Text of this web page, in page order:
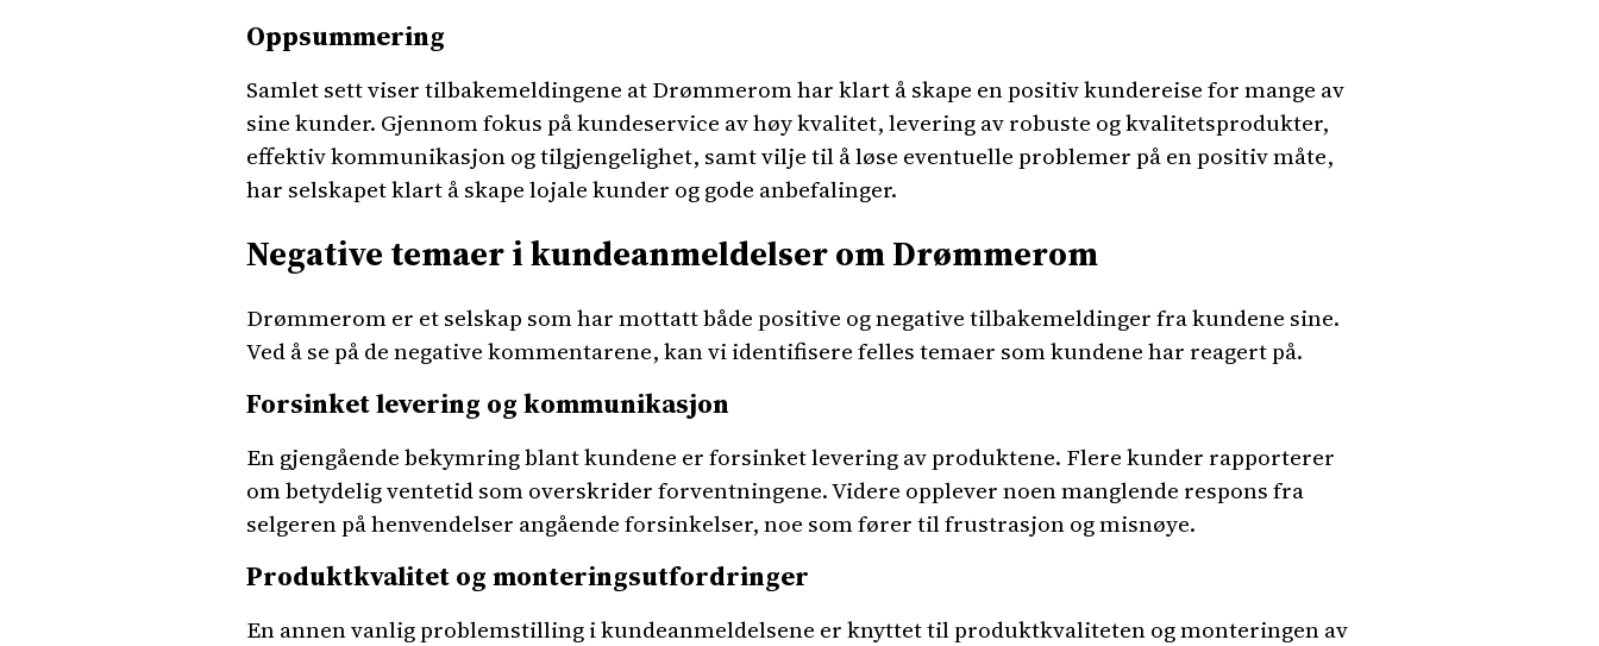
Oppsummering
Samlet sett viser tilbakemeldingene at Drømmerom har klart å skape en positiv kundereise for mange av
sine kunder. Gjennom fokus på kundeservice av høy kvalitet, levering av robuste og kvalitetsprodukter,
effektiv kommunikasjon og tilgjengelighet, samt vilje til å løse eventuelle problemer på en positiv måte,
har selskapet klart å skape lojale kunder og gode anbefalinger.
Negative temaer i kundeanmeldelser om Drømmerom
Drømmerom er et selskap som har mottatt både positive og negative tilbakemeldinger fra kundene sine.
Ved å se på de negative kommentarene, kan vi identifisere felles temaer som kundene har reagert på.
Forsinket levering og kommunikasjon
En gjengående bekymring blant kundene er forsinket levering av produktene. Flere kunder rapporterer
om betydelig ventetid som overskrider forventningene. Videre opplever noen manglende respons fra
selgeren på henvendelser angående forsinkelser, noe som fører til frustrasjon og misnøye.
Produktkvalitet og monteringsutfordringer
En annen vanlig problemstilling i kundeanmeldelsene er knyttet til produktkvaliteten og monteringen av